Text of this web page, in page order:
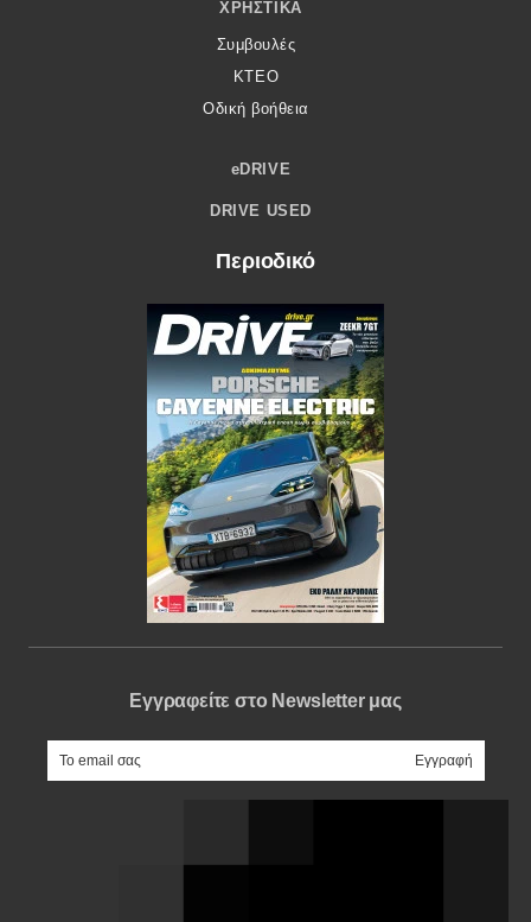
ΧΡΗΣΤΙΚΆ
Συμβουλές
ΚΤΕΟ
Οδική βοήθεια
eDRIVE
DRIVE USED
Περιοδικό
Εγγραφείτε στο Newsletter μας
e-mail